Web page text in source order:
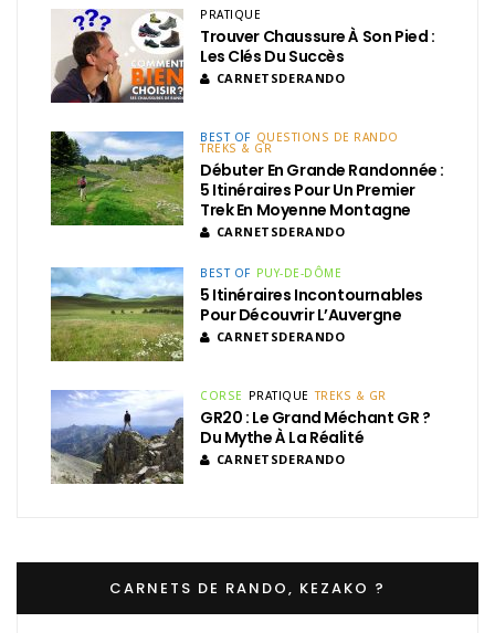
PRATIQUE
Trouver Chaussure À Son Pied :
Les Clés Du Succès
CARNETSDERANDO
BEST OF QUESTIONS DE RANDO
TREKS & GR
Débuter En Grande Randonnée :
5 Itinéraires Pour Un Premier
Trek En Moyenne Montagne
CARNETSDERANDO
BEST OF PUY-DE-DÔME
5 Itinéraires Incontournables
Pour Découvrir L’Auvergne
CARNETSDERANDO
CORSE PRATIQUE TREKS & GR
GR20 : Le Grand Méchant GR ?
Du Mythe À La Réalité
CARNETSDERANDO
CARNETS DE RANDO, KEZAKO ?